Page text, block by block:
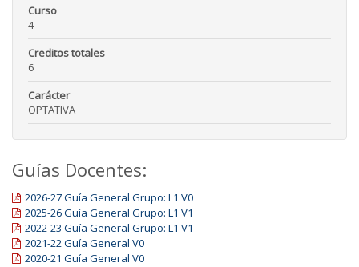
Curso
4
Creditos totales
6
Carácter
OPTATIVA
Guías Docentes:
2026-27 Guía General Grupo: L1 V0
2025-26 Guía General Grupo: L1 V1
2022-23 Guía General Grupo: L1 V1
2021-22 Guía General V0
2020-21 Guía General V0